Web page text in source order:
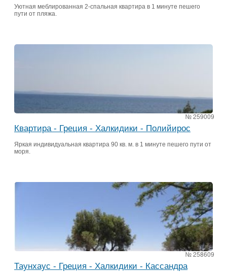
Уютная меблированная 2-спальная квартира в 1 минуте пешего
пути от пляжа.
№ 259009
Квартира - Греция - Халкидики - Полийирос
Яркая индивидуальная квартира 90 кв. м. в 1 минуте пешего пути от
моря.
№ 258609
Таунхаус - Греция - Халкидики - Кассандра